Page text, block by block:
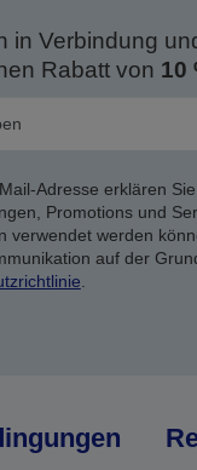
in Verbindung
Rabatt von 10
Adresse erklären
Promotions und
verwendet werden
auf der